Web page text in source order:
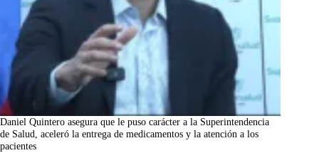
Daniel Quintero asegura que le puso carácter a la Superintendencia
de Salud, aceleró la entrega de medicamentos y la atención a los
pacientes